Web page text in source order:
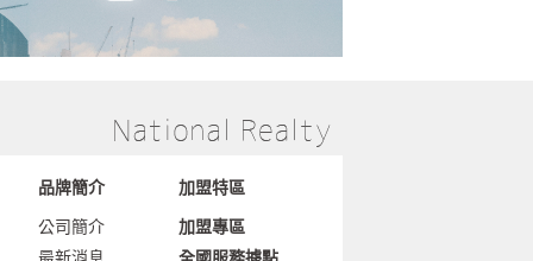
品牌簡介
公司簡介
加盟特區
加盟專區